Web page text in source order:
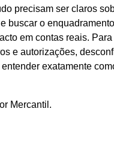
precisam ser claros
buscar o
em contas reais. Para
e autorizações,
exatamente
Mercantil.